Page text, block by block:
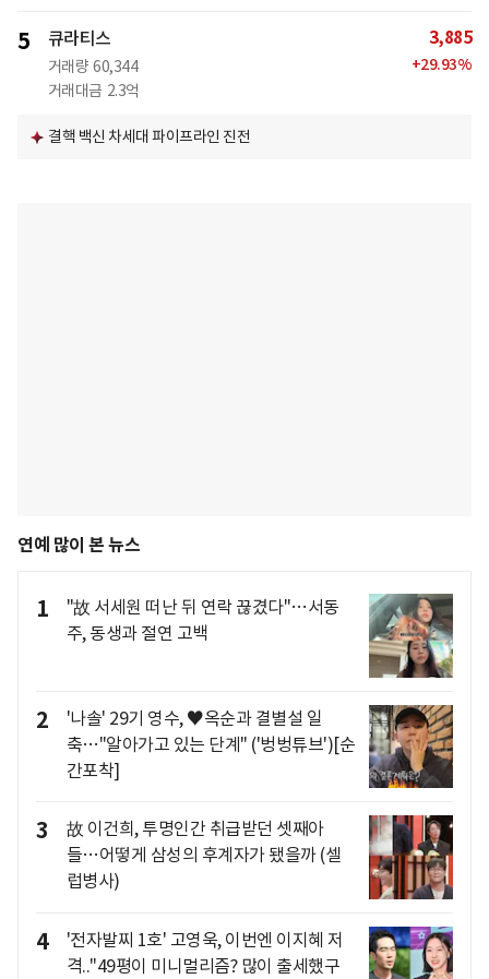
5 큐라티스
거래량 60,344
거래대금 2.3억
3,885
+29.93%
결핵 백신 차세대 파이프라인 진전
연예 많이 본 뉴스
1
"故 서세원 떠난 뒤 연락 끊겼다"…서동
주, 동생과 절연 고백
2
'나솔' 29기 영수, ♥옥순과 결별설 일
축…"알아가고 있는 단계" ('벙벙튜브')[순
간포착]
3
故 이건희, 투명인간 취급받던 셋째아
들…어떻게 삼성의 후계자가 됐을까 (셀
럽병사)
4
'전자발찌 1호' 고영욱, 이번엔 이지혜 저
격.."49평이 미니멀리즘? 많이 출세했구